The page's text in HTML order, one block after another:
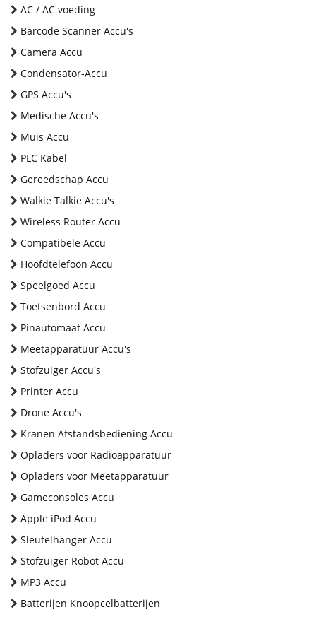
AC / AC voeding
Barcode Scanner Accu's
Camera Accu
Condensator-Accu
GPS Accu's
Medische Accu's
Muis Accu
PLC Kabel
Gereedschap Accu
Walkie Talkie Accu's
Wireless Router Accu
Compatibele Accu
Hoofdtelefoon Accu
Speelgoed Accu
Toetsenbord Accu
Pinautomaat Accu
Meetapparatuur Accu's
Stofzuiger Accu's
Printer Accu
Drone Accu's
Kranen Afstandsbediening Accu
Opladers voor Radioapparatuur
Opladers voor Meetapparatuur
Gameconsoles Accu
Apple iPod Accu
Sleutelhanger Accu
Stofzuiger Robot Accu
MP3 Accu
Batterijen Knoopcelbatterijen